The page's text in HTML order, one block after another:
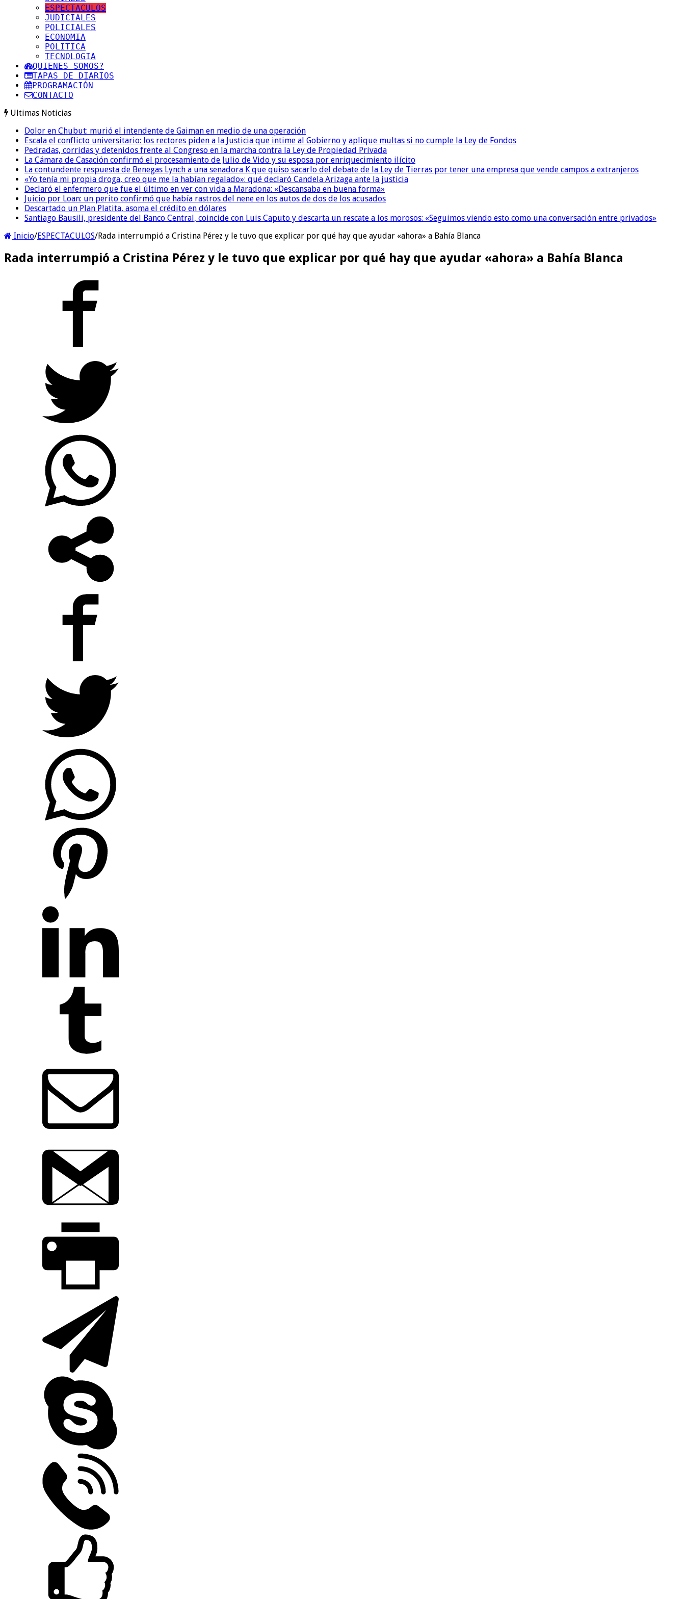
ESPECTACULOS
JUDICIALES
POLICIALES
ECONOMIA
POLITICA
TECNOLOGIA
QUIENES SOMOS?
TAPAS DE DIARIOS
PROGRAMACIÓN
CONTACTO
Ultimas Noticias
Dolor en Chubut: murió el intendente de Gaiman en medio de una operación
Escala el conflicto universitario: los rectores piden a la Justicia que intime al Gobierno y aplique multas si no cumple la Ley de Fondos
Pedradas, corridas y detenidos frente al Congreso en la marcha contra la Ley de Propiedad Privada
La Cámara de Casación confirmó el procesamiento de Julio de Vido y su esposa por enriquecimiento ilícito
La contundente respuesta de Benegas Lynch a una senadora K que quiso sacarlo del debate de la Ley de Tierras por tener una empresa que vende campos a extranjeros
«Yo tenía mi propia droga, creo que me la habían regalado»: qué declaró Candela Arizaga ante la justicia
Declaró el enfermero que fue el último en ver con vida a Maradona: «Descansaba en buena forma»
Juicio por Loan: un perito confirmó que había rastros del nene en los autos de dos de los acusados
Descartado un Plan Platita, asoma el crédito en dólares
Santiago Bausili, presidente del Banco Central, coincide con Luis Caputo y descarta un rescate a los morosos: «Seguimos viendo esto como una conversación entre privados»
Inicio/ESPECTACULOS/Rada interrumpió a Cristina Pérez y le tuvo que explicar por qué hay que ayudar «ahora» a Bahía Blanca
Rada interrumpió a Cristina Pérez y le tuvo que explicar por qué hay que ayudar «ahora» a Bahía Blanca